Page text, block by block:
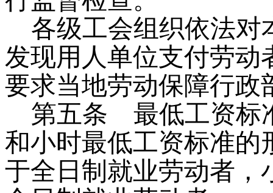
各级工会组织依法对
发现用人单位支付劳动
要求当地劳动保障行政
第五条 最低工资标
和小时最低工资标准的
于全日制就业劳动者，